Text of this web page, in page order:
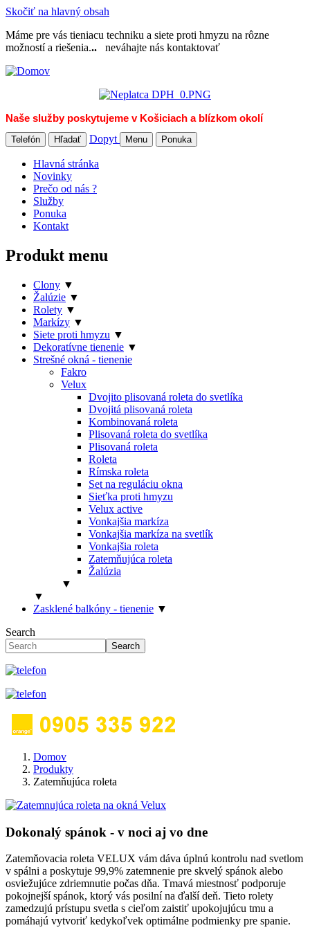
Skočiť na hlavný obsah
Máme pre vás tieniacu techniku a siete proti hmyzu na rôzne
možností a riešenia... neváhajte nás kontaktovať
Naše služby poskytujeme v Košiciach a blízkom okolí
Telefón Hľadať Dopyt Menu Ponuka
Hlavná stránka
Novinky
Prečo od nás ?
Služby
Ponuka
Kontakt
Produkt menu
Clony ▼
Žalúzie ▼
Rolety ▼
Markízy ▼
Siete proti hmyzu ▼
Dekoratívne tienenie ▼
Strešné okná - tienenie
Fakro
Velux
Dvojito plisovaná roleta do svetlíka
Dvojitá plisovaná roleta
Kombinovaná roleta
Plisovaná roleta do svetlíka
Plisovaná roleta
Roleta
Rímska roleta
Set na reguláciu okna
Sieťka proti hmyzu
Velux active
Vonkajšia markíza
Vonkajšia markíza na svetlík
Vonkajšia roleta
Zatemňujúca roleta
Žalúzia
▼
▼
Zasklené balkóny - tienenie ▼
Search
Search
Domov
Produkty
Zatemňujúca roleta
Dokonalý spánok - v noci aj vo dne
Zatemňovacia roleta VELUX vám dáva úplnú kontrolu nad svetlom
v spálni a poskytuje 99,9% zatemnenie pre skvelý spánok alebo
osviežujúce zdriemnutie počas dňa. Tmavá miestnosť podporuje
pokojnejší spánok, ktorý vás posilní na ďalší deň. Tieto rolety
zamedzujú prístupu svetla s cieľom zaistiť upokojujúcu tmu a
pomáhajú vytvoriť kedykoľvek optimálne podmienky pre spanie.